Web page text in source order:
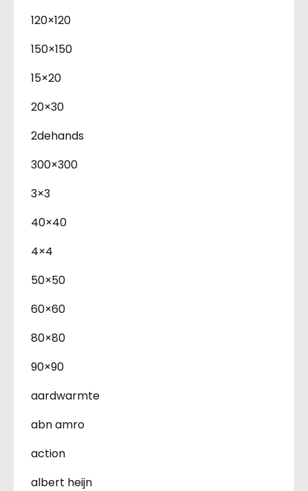
120×120
150×150
15×20
20×30
2dehands
300×300
3×3
40×40
4×4
50×50
60×60
80×80
90×90
aardwarmte
abn amro
action
albert heijn